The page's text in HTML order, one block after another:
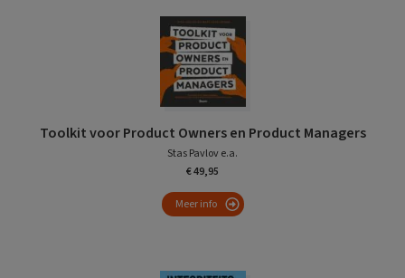
Toolkit voor Product Owners en Product Managers
Stas Pavlov e.a.
€ 49,95
Meer info